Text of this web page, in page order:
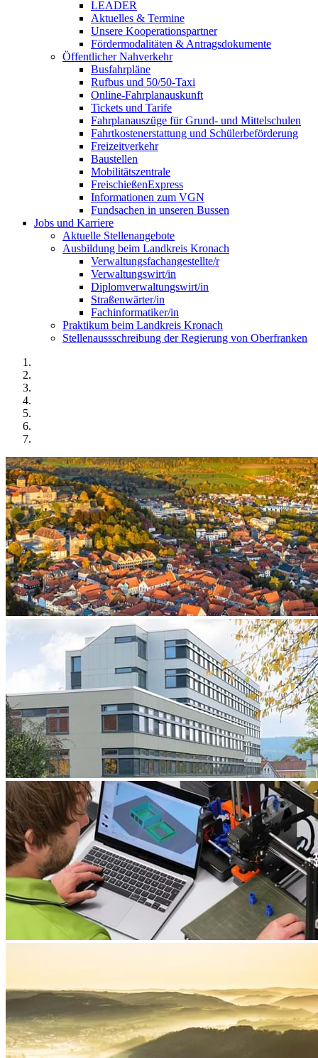
LEADER
Aktuelles & Termine
Unsere Kooperationspartner
Fördermodalitäten & Antragsdokumente
Öffentlicher Nahverkehr
Busfahrpläne
Rufbus und 50/50-Taxi
Online-Fahrplanauskunft
Tickets und Tarife
Fahrplanauszüge für Grund- und Mittelschulen
Fahrtkostenerstattung und Schülerbeförderung
Freizeitverkehr
Baustellen
Mobilitätszentrale
FreischießenExpress
Informationen zum VGN
Fundsachen in unseren Bussen
Jobs und Karriere
Aktuelle Stellenangebote
Ausbildung beim Landkreis Kronach
Verwaltungsfachangestellte/r
Verwaltungswirt/in
Diplomverwaltungswirt/in
Straßenwärter/in
Fachinformatiker/in
Praktikum beim Landkreis Kronach
Stellenaussschreibung der Regierung von Oberfranken